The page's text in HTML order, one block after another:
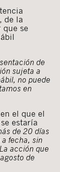
de la
que se
de
sujeta a
no puede
en
el que el
estaría
de 20 días
fecha, sin
acción que
de